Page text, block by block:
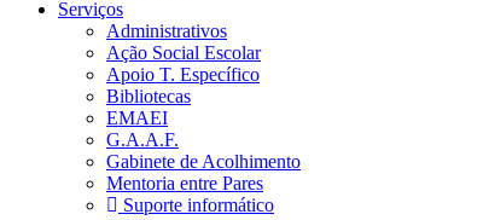
Serviços
Administrativos
Ação Social Escolar
Apoio T. Específico
Bibliotecas
EMAEI
G.A.A.F.
Gabinete de Acolhimento
Mentoria entre Pares
Suporte informático